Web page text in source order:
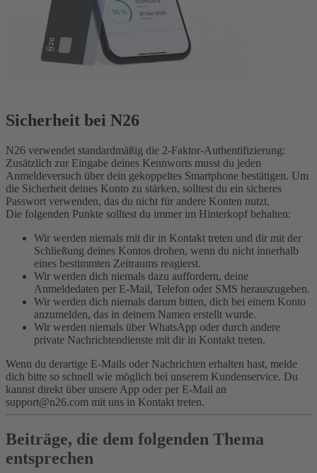
Sicherheit bei N26
N26 verwendet standardmäßig die 2-Faktor-Authentifizierung:
Zusätzlich zur Eingabe deines Kennworts musst du jeden
Anmeldeversuch über dein gekoppeltes Smartphone bestätigen. Um
die Sicherheit deines Konto zu stärken, solltest du ein sicheres
Passwort verwenden, das du nicht für andere Konten nutzt.
Die folgenden Punkte solltest du immer im Hinterkopf behalten:
Wir werden niemals mit dir in Kontakt treten und dir mit der
Schließung deines Kontos drohen, wenn du nicht innerhalb
eines bestimmten Zeitraums reagierst.
Wir werden dich niemals dazu auffordern, deine
Anmeldedaten per E-Mail, Telefon oder SMS herauszugeben.
Wir werden dich niemals darum bitten, dich bei einem Konto
anzumelden, das in deinem Namen erstellt wurde.
Wir werden niemals über WhatsApp oder durch andere
private Nachrichtendienste mit dir in Kontakt treten.
Wenn du derartige E-Mails oder Nachrichten erhalten hast, melde
dich bitte so schnell wie möglich bei unserem Kundenservice. Du
kannst direkt über unsere App oder per E-Mail an
support@n26.com mit uns in Kontakt treten.
Beiträge, die dem folgenden Thema
entsprechen